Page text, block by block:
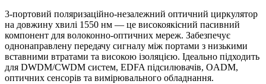
3-портовий поляризаційно-незалежний оптичний циркулятор
на довжину хвилі 1550 нм — це високоякісний пасивний
компонент для волоконно-оптичних мереж. Забезпечує
однонаправлену передачу сигналу між портами з низькими
вставними втратами та високою ізоляцією. Ідеально підходить
для DWDM/CWDM систем, EDFA підсилювачів, OADM,
оптичних сенсорів та вимірювального обладнання.